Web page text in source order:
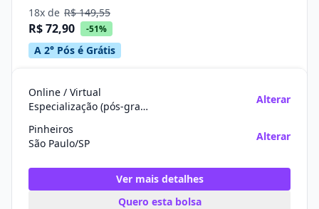
18x de R$ 149,55
R$ 72,90 -51%
A 2° Pós é Grátis
Online / Virtual
Especialização (pós-graduação)
Alterar
Pinheiros
São Paulo/SP
Alterar
Ver mais detalhes
Quero esta bolsa